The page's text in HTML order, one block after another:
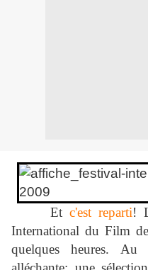
Etc'est reparti!
International du Film
quelques heures. Au